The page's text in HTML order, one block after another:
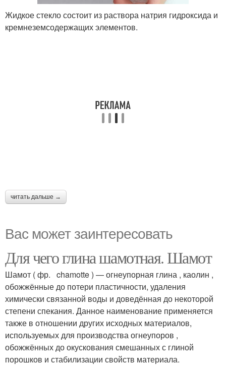
Жидкое стекло состоит из раствора натрия гидроксида и
кремнеземсодержащих элементов.
читать дальше →
Вас может заинтересовать
Для чего глина шамотная. Шамот
Шамот ( фр. chamotte ) — огнеупорная глина , каолин ,
обожжённые до потери пластичности, удаления
химически связанной воды и доведённая до некоторой
степени спекания. Данное наименование применяется
также в отношении других исходных материалов,
используемых для производства огнеупоров ,
обожжённых до окускования смешанных с глиной
порошков и стабилизации свойств материала.